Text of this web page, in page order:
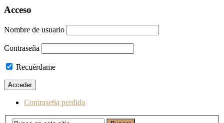
Acceso
Nombre de usuario
Contraseña
Recuérdame
Contraseña perdida